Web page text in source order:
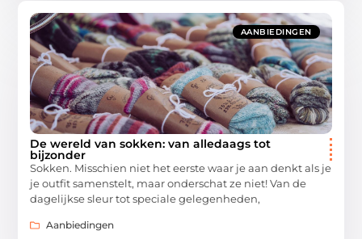
AANBIEDINGEN
De wereld van sokken: van alledaags tot
bijzonder
Sokken. Misschien niet het eerste waar je aan denkt als je
je outfit samenstelt, maar onderschat ze niet! Van de
dagelijkse sleur tot speciale gelegenheden,
Aanbiedingen